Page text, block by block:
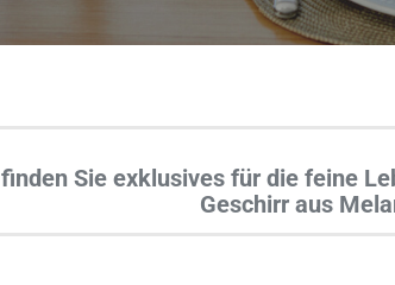
finden Sie exklusives für die feine
Geschirr aus